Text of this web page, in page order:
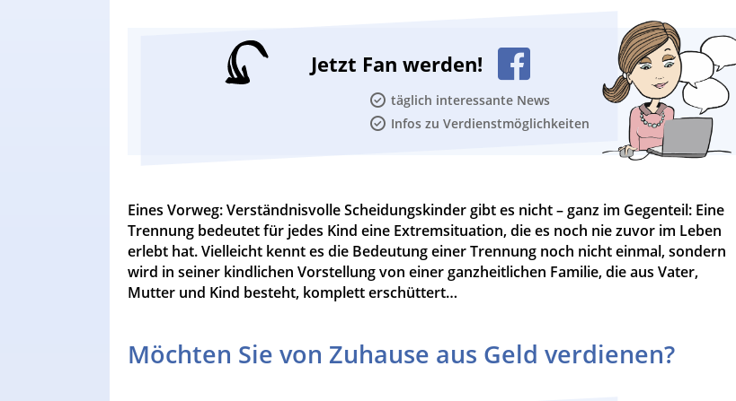
Jetzt Fan werden!
täglich interessante News
Infos zu Verdienstmöglichkeiten
Eines Vorweg: Verständnisvolle Scheidungskinder gibt es nicht – ganz im Gegenteil: Eine
Trennung bedeutet für jedes Kind eine Extremsituation, die es noch nie zuvor im Leben
erlebt hat. Vielleicht kennt es die Bedeutung einer Trennung noch nicht einmal, sondern
wird in seiner kindlichen Vorstellung von einer ganzheitlichen Familie, die aus Vater,
Mutter und Kind besteht, komplett erschüttert…
Möchten Sie von Zuhause aus Geld verdienen?